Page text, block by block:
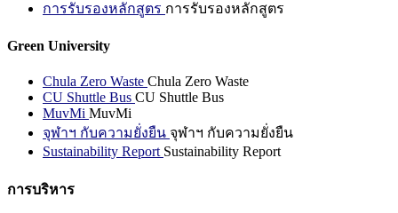
การรับรองหลักสูตร การรับรองหลักสูตร
Green University
Chula Zero Waste Chula Zero Waste
CU Shuttle Bus CU Shuttle Bus
MuvMi MuvMi
จุฬาฯ กับความยั่งยืน จุฬาฯ กับความยั่งยืน
Sustainability Report Sustainability Report
การบริหาร